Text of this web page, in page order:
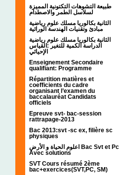
طبيعة التشوهات التكتونية المميزة
لسلاسل الطمر والاصطدام
الثانية بكالوريا مسلك علوم رياضية
مبادئ وتقنيات الهندسة الوراثية
الثانية بكالوريا مسلك علوم رياضية
الدراسة الكمية للتغير :القياس
الإحيائي
Enseignement Secondaire
qualifiant: Programme
Répartition matières et
coefficients du cadre
organisant l’examen du
baccalauréat Candidats
officiels
Epreuve svt- bac-session
rattrapage-2013
Bac 2013:svt -sc ex, filière sc
physiques
اعلوم الحياة و الأرض Bac Svt et Pc
Avec solutions
SVT Cours résumé 2ème
bac+exercices(SVT,PC, SM)